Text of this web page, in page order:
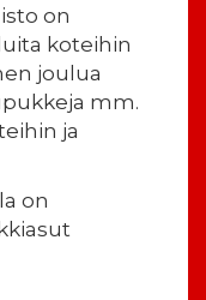
on
koteihin
joulua
mm.
ja
on